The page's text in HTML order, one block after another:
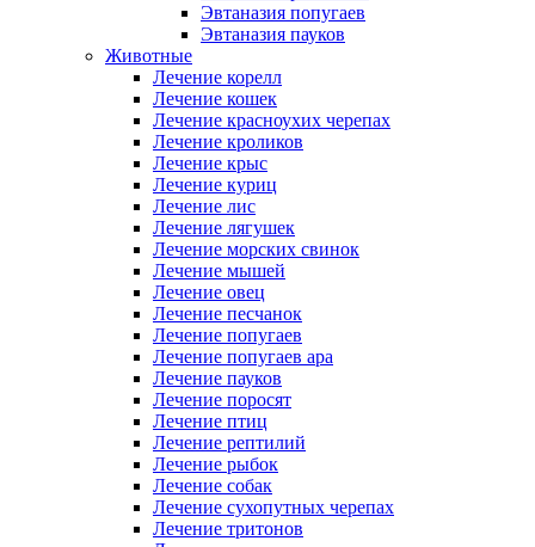
Эвтаназия попугаев
Эвтаназия пауков
Животные
Лечение корелл
Лечение кошек
Лечение красноухих черепах
Лечение кроликов
Лечение крыс
Лечение куриц
Лечение лис
Лечение лягушек
Лечение морских свинок
Лечение мышей
Лечение овец
Лечение песчанок
Лечение попугаев
Лечение попугаев ара
Лечение пауков
Лечение поросят
Лечение птиц
Лечение рептилий
Лечение рыбок
Лечение собак
Лечение сухопутных черепах
Лечение тритонов